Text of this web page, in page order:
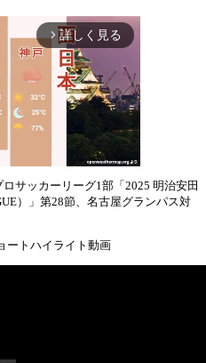
arrow_forward_ios 詳しく見る
サッカーリーグ1部「2025 明治安田
）」第28節、名古屋グランパス対
ートハイライト動画